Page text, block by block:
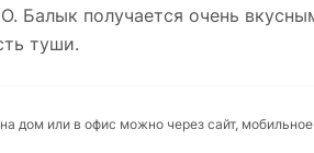
Балык получается очень
туши.
на дом или в офис можно через сайт,